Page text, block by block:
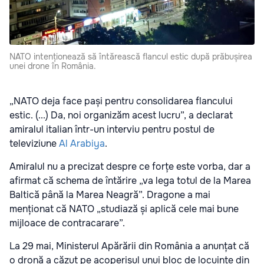
NATO intenționează să întărească flancul estic după prăbușirea
unei drone în România.
„NATO deja face pași pentru consolidarea flancului
estic. (...) Da, noi organizăm acest lucru”, a declarat
amiralul italian într-un interviu pentru postul de
televiziuneAl Arabiya.
Amiralul nu a precizat despre ce forțe este vorba, dar a
afirmat că schema de întărire „va lega totul de la Marea
Baltică până la Marea Neagră”. Dragone a mai
menționat că NATO „studiază și aplică cele mai bune
mijloace de contracarare”.
La 29 mai, Ministerul Apărării din România a anunțat că
o dronă a căzut pe acoperișul unui bloc de locuințe din